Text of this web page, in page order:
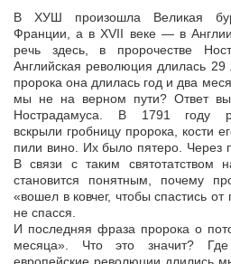
В ХУШ произошла Великая
Франции, а в XVII веке — в
речь здесь, в пророчестве
Английская революция длилась
пророка она длилась год и два
мы не на верном пути? Ответ
Нострадамуса. В 1791 году
вскрыли гробницу пророка, кости
пили вино. Их было пятеро. Через
В связи с таким святотатством
становится понятным, почему
«вошел в ковчег, чтобы спастись
не спасся.
И последняя фраза пророка о
месяца». Что это значит?